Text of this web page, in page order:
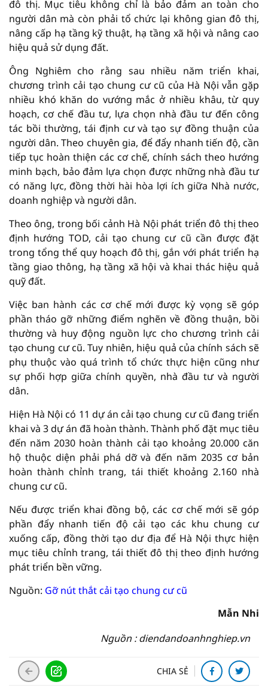
đô thị. Mục tiêu không chỉ là bảo đảm an toàn cho
người dân mà còn phải tổ chức lại không gian đô thị,
nâng cấp hạ tầng kỹ thuật, hạ tầng xã hội và nâng cao
hiệu quả sử dụng đất.
Ông Nghiêm cho rằng sau nhiều năm triển khai,
chương trình cải tạo chung cư cũ của Hà Nội vẫn gặp
nhiều khó khăn do vướng mắc ở nhiều khâu, từ quy
hoạch, cơ chế đầu tư, lựa chọn nhà đầu tư đến công
tác bồi thường, tái định cư và tạo sự đồng thuận của
người dân. Theo chuyên gia, để đẩy nhanh tiến độ, cần
tiếp tục hoàn thiện các cơ chế, chính sách theo hướng
minh bạch, bảo đảm lựa chọn được những nhà đầu tư
có năng lực, đồng thời hài hòa lợi ích giữa Nhà nước,
doanh nghiệp và người dân.
Theo ông, trong bối cảnh Hà Nội phát triển đô thị theo
định hướng TOD, cải tạo chung cư cũ cần được đặt
trong tổng thể quy hoạch đô thị, gắn với phát triển hạ
tầng giao thông, hạ tầng xã hội và khai thác hiệu quả
quỹ đất.
Việc ban hành các cơ chế mới được kỳ vọng sẽ góp
phần tháo gỡ những điểm nghẽn về đồng thuận, bồi
thường và huy động nguồn lực cho chương trình cải
tạo chung cư cũ. Tuy nhiên, hiệu quả của chính sách sẽ
phụ thuộc vào quá trình tổ chức thực hiện cũng như
sự phối hợp giữa chính quyền, nhà đầu tư và người
dân.
Hiện Hà Nội có 11 dự án cải tạo chung cư cũ đang triển
khai và 3 dự án đã hoàn thành. Thành phố đặt mục tiêu
đến năm 2030 hoàn thành cải tạo khoảng 20.000 căn
hộ thuộc diện phải phá dỡ và đến năm 2035 cơ bản
hoàn thành chỉnh trang, tái thiết khoảng 2.160 nhà
chung cư cũ.
Nếu được triển khai đồng bộ, các cơ chế mới sẽ góp
phần đẩy nhanh tiến độ cải tạo các khu chung cư
xuống cấp, đồng thời tạo dư địa để Hà Nội thực hiện
mục tiêu chỉnh trang, tái thiết đô thị theo định hướng
phát triển bền vững.
Nguồn: Gỡ nút thắt cải tạo chung cư cũ
Mẫn Nhi
Nguồn : diendandoanhnghiep.vn
CHIA SẺ